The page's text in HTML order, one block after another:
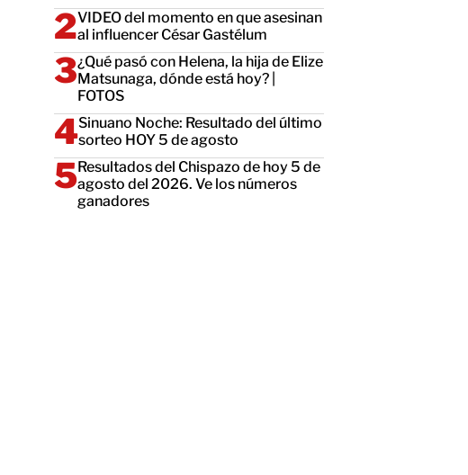
VIDEO del momento en que asesinan
al influencer César Gastélum
¿Qué pasó con Helena, la hija de Elize
Matsunaga, dónde está hoy? |
FOTOS
Sinuano Noche: Resultado del último
sorteo HOY 5 de agosto
Resultados del Chispazo de hoy 5 de
agosto del 2026. Ve los números
ganadores